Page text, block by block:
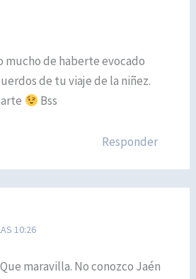
mucho de haberte evocado
de tu viaje de la niñez.
Bss
Responder
10:26
maravilla. No conozco Jaén